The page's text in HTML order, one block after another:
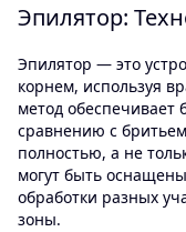
Эпилятор:
Эпилятор — это
корнем, используя
метод обеспечивает
сравнению с
полностью, а не
могут быть
обработки разных
зоны.